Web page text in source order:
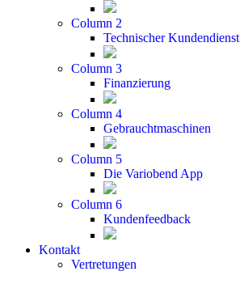
Column 2
Technischer Kundendienst
Column 3
Finanzierung
Column 4
Gebrauchtmaschinen
Column 5
Die Variobend App
Column 6
Kundenfeedback
Kontakt
Vertretungen